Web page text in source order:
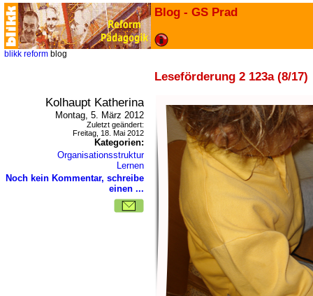
Blog - GS Prad
blikk reform blog
Leseförderung 2 123a (8/17)
Kolhaupt Katherina
Montag, 5. März 2012
Zuletzt geändert:
Freitag, 18. Mai 2012
Kategorien:
Organisationsstruktur
Lernen
Noch kein Kommentar, schreibe
einen ...